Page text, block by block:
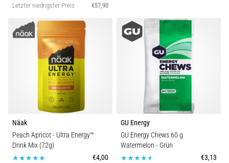
Letzter niedrigster Preis €57,90
Näak
Peach Apricot - Ultra Energy™
Drink Mix (72g)
€4,00
GU Energy
GU Energy Chews 60 g
Watermelon - Grün
€3,13